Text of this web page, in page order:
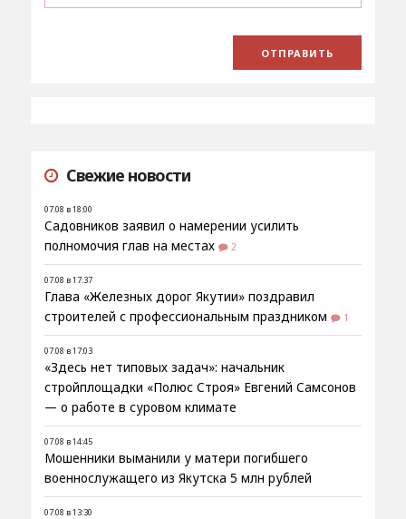
Свежие новости
07.08 в 18:00
Садовников заявил о намерении усилить
полномочия глав на местах
2
07.08 в 17:37
Глава «Железных дорог Якутии» поздравил
строителей с профессиональным праздником
1
07.08 в 17:03
«Здесь нет типовых задач»: начальник
стройплощадки «Полюс Строя» Евгений Самсонов
— о работе в суровом климате
07.08 в 14:45
Мошенники выманили у матери погибшего
военнослужащего из Якутска 5 млн рублей
07.08 в 13:30